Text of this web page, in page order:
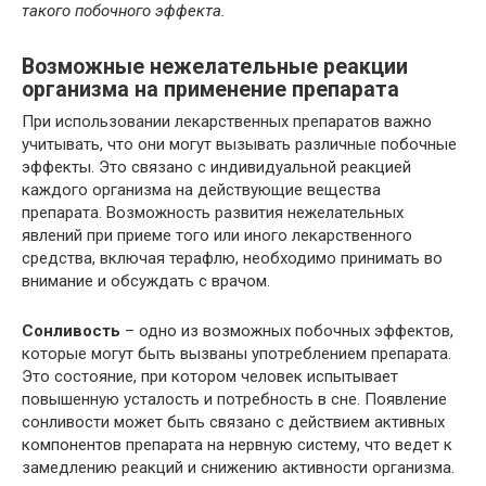
такого побочного эффекта.
Возможные нежелательные реакции
организма на применение препарата
При использовании лекарственных препаратов важно
учитывать, что они могут вызывать различные побочные
эффекты. Это связано с индивидуальной реакцией
каждого организма на действующие вещества
препарата. Возможность развития нежелательных
явлений при приеме того или иного лекарственного
средства, включая терафлю, необходимо принимать во
внимание и обсуждать с врачом.
Сонливость – одно из возможных побочных эффектов,
которые могут быть вызваны употреблением препарата.
Это состояние, при котором человек испытывает
повышенную усталость и потребность в сне. Появление
сонливости может быть связано с действием активных
компонентов препарата на нервную систему, что ведет к
замедлению реакций и снижению активности организма.